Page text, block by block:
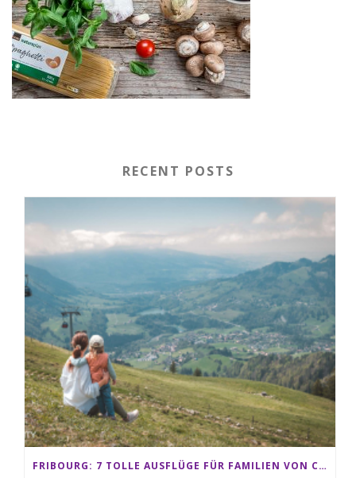
RECENT POSTS
FRIBOURG: 7 TOLLE AUSFLÜGE FÜR FAMILIEN VON CHARMEY BIS LES PACCOTS